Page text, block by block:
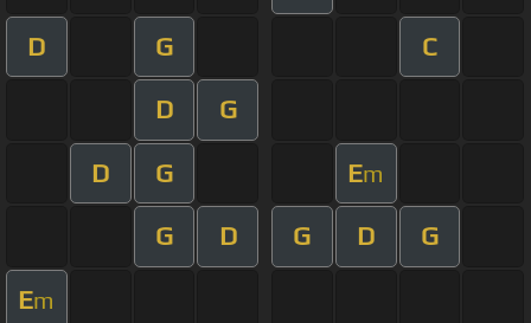
D G C
D G
D G Em
G D G D G
Em